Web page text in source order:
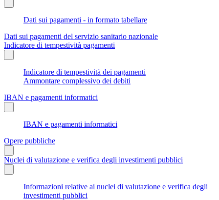
Dati sui pagamenti - in formato tabellare
Dati sui pagamenti del servizio sanitario nazionale
Indicatore di tempestività pagamenti
Indicatore di tempestività dei pagamenti
Ammontare complessivo dei debiti
IBAN e pagamenti informatici
IBAN e pagamenti informatici
Opere pubbliche
Nuclei di valutazione e verifica degli investimenti pubblici
Informazioni relative ai nuclei di valutazione e verifica degli
investimenti pubblici